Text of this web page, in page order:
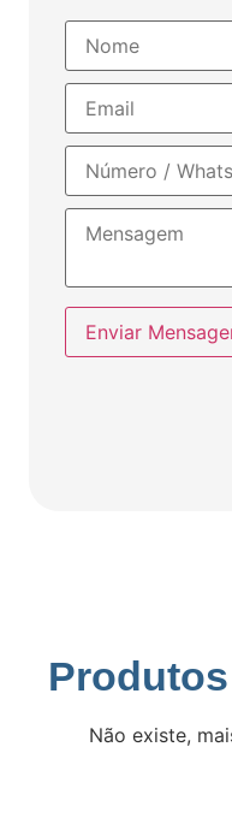
Enviar
Não existe,